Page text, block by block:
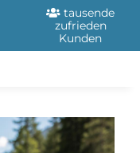
tausende
zufrieden
Kunden